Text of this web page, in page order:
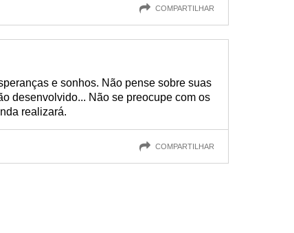
COMPARTILHAR
e sonhos. Não pense sobre suas
desenvolvido... Não se preocupe com os
realizará.
COMPARTILHAR